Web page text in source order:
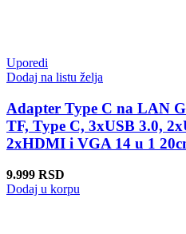
Uporedi
Dodaj na listu želja
Adapter Type C na LAN
TF, Type C, 3xUSB 3.0,
2xHDMI i VGA 14 u 1
9.999 RSD
Dodaj u korpu